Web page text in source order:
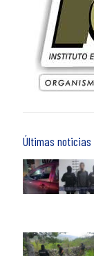
Últimas noticias